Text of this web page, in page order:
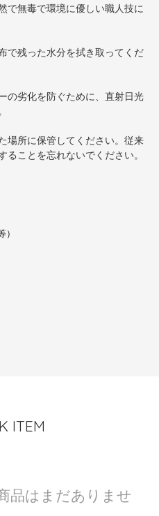
で無毒で環境に優しい職人技に
で残った水分を拭き取ってくだ
の劣化を防ぐために、直射日光
場所に保管してください。従来
ことを忘れないでください。
）
ITEM
品はまだありませ